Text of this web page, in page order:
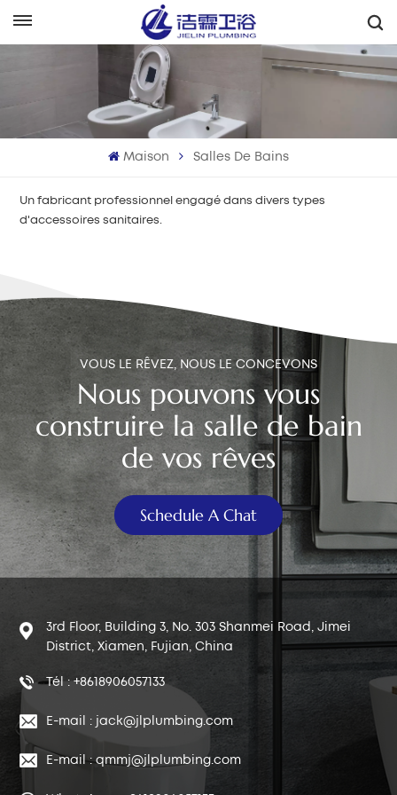
Français
Português
بالعربية
中文
هَوُسَ
Maison Salles De Bains
Un fabricant professionnel engagé dans divers types
d'accessoires sanitaires.
VOUS LE RÊVEZ, NOUS LE CONCEVONS
Nous pouvons vous
construire la salle de bain
de vos rêves
Schedule A Chat
3rd Floor, Building 3, No. 303 Shanmei Road, Jimei
District, Xiamen, Fujian, China
Tél : +8618906057133
E-mail : jack@jlplumbing.com
E-mail : qmmj@jlplumbing.com